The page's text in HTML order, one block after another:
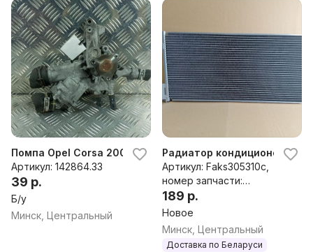
Помпа Opel Corsa 2008
Артикул: 142864.33
39 р.
Б/у
Минск, Центральный
Радиатор кондиционера к
Артикул: Faks305310c,
номер запчасти:
1850158,1850168,1850277,5
5700408,93168140,95514
189 р.
Новое
Минск, Центральный
Доставка по Беларуси